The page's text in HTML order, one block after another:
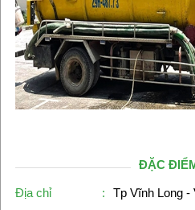
ĐẶC
Địa chỉ :
Tp Vĩnh Long -